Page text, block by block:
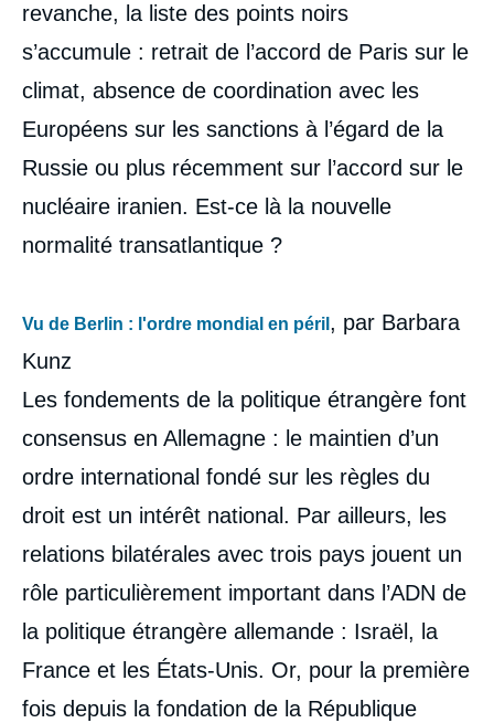
revanche, la liste des points noirs
s’accumule : retrait de l’accord de Paris sur le
climat, absence de coordination avec les
Européens sur les sanctions à l’égard de la
Russie ou plus récemment sur l’accord sur le
nucléaire iranien. Est-ce là la nouvelle
normalité transatlantique ?
Vu de Berlin : l'ordre mondial en péril , par Barbara
Kunz
Les fondements de la politique étrangère font
consensus en Allemagne : le maintien d’un
ordre international fondé sur les règles du
droit est un intérêt national. Par ailleurs, les
relations bilatérales avec trois pays jouent un
rôle particulièrement important dans l’ADN de
la politique étrangère allemande : Israël, la
France et les États-Unis. Or, pour la première
fois depuis la fondation de la République